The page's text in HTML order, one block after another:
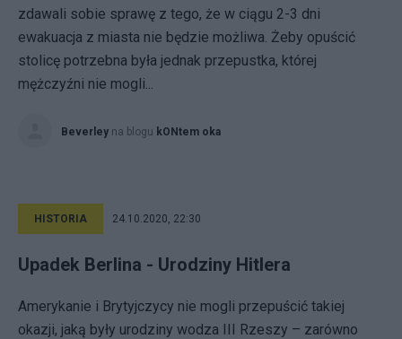
zdawali sobie sprawę z tego, że w ciągu 2-3 dni
ewakuacja z miasta nie będzie możliwa. Żeby opuścić
stolicę potrzebna była jednak przepustka, której
mężczyźni nie mogli...
Beverley na blogu kONtem oka
HISTORIA 24.10.2020, 22:30
Upadek Berlina - Urodziny Hitlera
Amerykanie i Brytyjczycy nie mogli przepuścić takiej
okazji, jaką były urodziny wodza III Rzeszy – zarówno